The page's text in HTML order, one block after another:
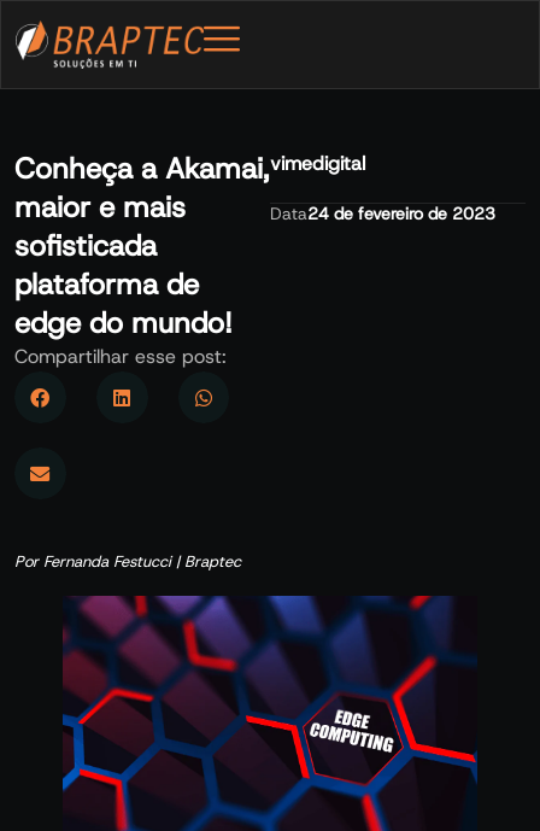
Conheça a Akamai,
maior e mais
sofisticada
plataforma de
edge do mundo!
Compartilhar esse post:
vimedigital
Data24 de fevereiro de 2023
Por Fernanda Festucci | Braptec